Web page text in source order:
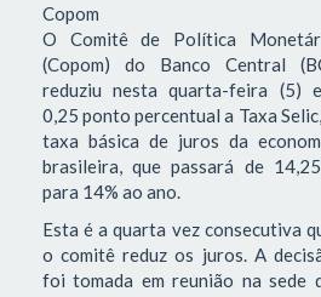
Copom
O Comitê de Política
(Copom) do Banco Central
reduziu nesta quarta-feira (5)
0,25 ponto percentual a Taxa
taxa básica de juros da
brasileira, que passará de
para 14% ao ano.
Esta é a quarta vez consecutiva
o comitê reduz os juros. A
foi tomada em reunião na sede